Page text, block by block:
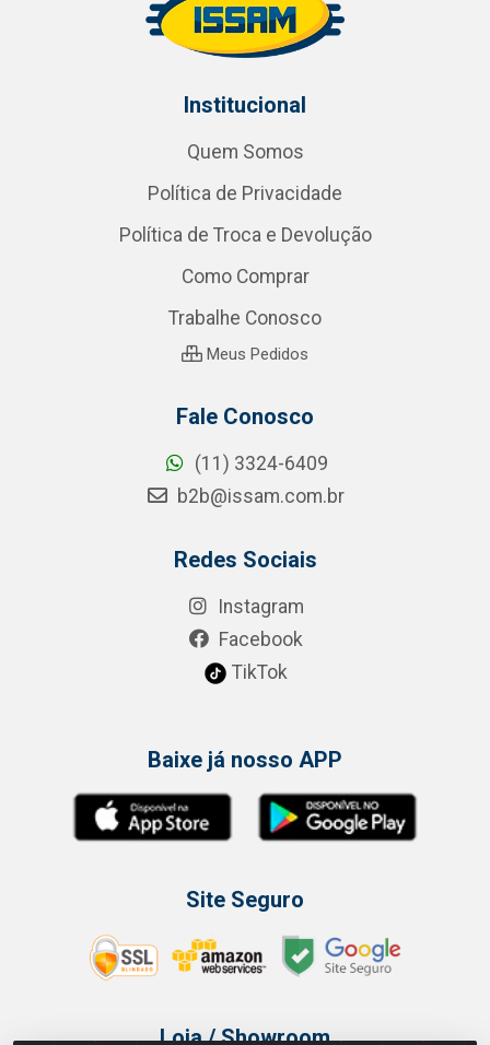
Institucional
Quem Somos
Política de Privacidade
Política de Troca e Devolução
Como Comprar
Trabalhe Conosco
Meus Pedidos
Fale Conosco
(11) 3324-6409
b2b@issam.com.br
Redes Sociais
Instagram
Facebook
TikTok
Baixe já nosso APP
Site Seguro
Loja / Showroom